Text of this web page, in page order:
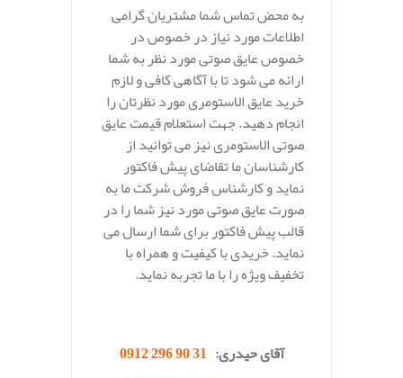
به محض تماس شما مشتریان گرامی
اطلاعات مورد نیاز در خصوص در
خصوص عایق صوتی مورد نظر به شما
ارائه می شود تا با آگاهی کافی و لازم
خرید عایق الاستومری مورد نظرتان را
انجام دهید. جهت استعلام قیمت عایق
صوتی الاستومری نیز می توانید از
کارشناسان ما تقاضای پیش فاکتور
نماید و کارشناس فروش شرکت ما به
صورت عایق صوتی مورد نیز شما را در
قالب پیش فاکتور برای شما ارسال می
نماید. خریدی با کیفیت و همراه با
تخفیف ویژه را با ما تجربه نماید.
آقای حیدری: 31 90 296 0912